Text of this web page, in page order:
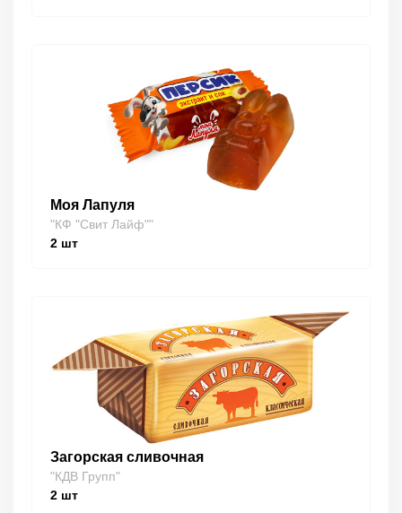
Моя Лапуля
"КФ "Свит Лайф""
2 шт
Загорская сливочная
"КДВ Групп"
2 шт